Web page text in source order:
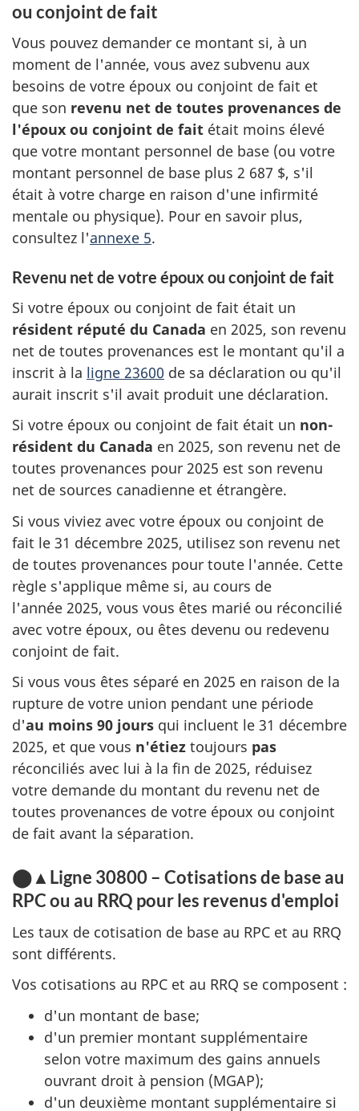
ou conjoint de fait
Vous pouvez demander ce montant si, à un
moment de l'année, vous avez subvenu aux
besoins de votre époux ou conjoint de fait et
que son revenu net de toutes provenances de
l'époux ou conjoint de fait était moins élevé
que votre montant personnel de base (ou votre
montant personnel de base plus 2 687 $, s'il
était à votre charge en raison d'une infirmité
mentale ou physique). Pour en savoir plus,
consultez l'annexe 5.
Revenu net de votre époux ou conjoint de fait
Si votre époux ou conjoint de fait était un
résident réputé du Canada en 2025, son revenu
net de toutes provenances est le montant qu'il a
inscrit à la ligne 23600 de sa déclaration ou qu'il
aurait inscrit s'il avait produit une déclaration.
Si votre époux ou conjoint de fait était un non-
résident du Canada en 2025, son revenu net de
toutes provenances pour 2025 est son revenu
net de sources canadienne et étrangère.
Si vous viviez avec votre époux ou conjoint de
fait le 31 décembre 2025, utilisez son revenu net
de toutes provenances pour toute l'année. Cette
règle s'applique même si, au cours de
l'année 2025, vous vous êtes marié ou réconcilié
avec votre époux, ou êtes devenu ou redevenu
conjoint de fait.
Si vous vous êtes séparé en 2025 en raison de la
rupture de votre union pendant une période
d'au moins 90 jours qui incluent le 31 décembre
2025, et que vous n'étiez toujours pas
réconciliés avec lui à la fin de 2025, réduisez
votre demande du montant du revenu net de
toutes provenances de votre époux ou conjoint
de fait avant la séparation.
⬤▲Ligne 30800 – Cotisations de base au
RPC ou au RRQ pour les revenus d'emploi
Les taux de cotisation de base au RPC et au RRQ
sont différents.
Vos cotisations au RPC et au RRQ se composent :
d'un montant de base;
d'un premier montant supplémentaire
selon votre maximum des gains annuels
ouvrant droit à pension (MGAP);
d'un deuxième montant supplémentaire si